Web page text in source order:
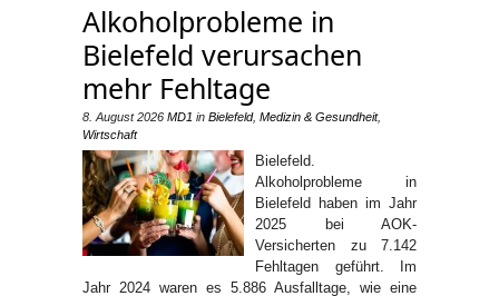
Alkoholprobleme in
Bielefeld verursachen
mehr Fehltage
8. August 2026 MD1 in Bielefeld, Medizin & Gesundheit,
Wirtschaft
Bielefeld.
Alkoholprobleme in
Bielefeld haben im Jahr
2025 bei AOK-
Versicherten zu 7.142
Fehltagen geführt. Im
Jahr 2024 waren es 5.886 Ausfalltage, wie eine